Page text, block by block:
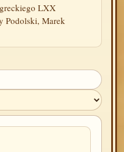
LXX
Podolski, Marek